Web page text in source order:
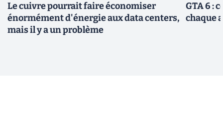
Le cuivre pourrait faire économiser
énormément d'énergie aux data centers,
mais il y a un problème
GTA 6 :
chaque